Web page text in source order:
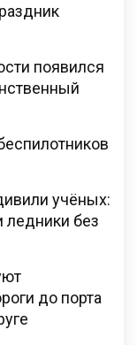
появился
учёных:
ледники без
до порта